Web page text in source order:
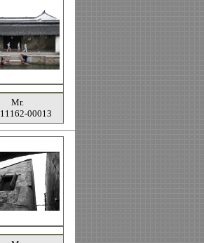
Mr.
00013